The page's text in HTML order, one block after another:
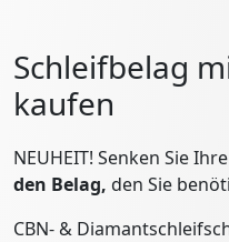
Schleifbelag
kaufen
NEUHEIT! Senken Sie
den Belag, den Sie
CBN- &